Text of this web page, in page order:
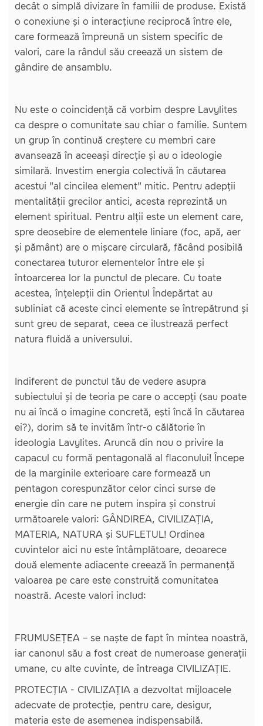
decât o simplă divizare în familii de produse. Există
o conexiune și o interacțiune reciprocă între ele,
care formează împreună un sistem specific de
valori, care la rândul său creează un sistem de
gândire de ansamblu.
Nu este o coincidență că vorbim despre Lavylites
ca despre o comunitate sau chiar o familie. Suntem
un grup în continuă creștere cu membri care
avansează în aceeași direcție și au o ideologie
similară. Investim energia colectivă în căutarea
acestui "al cincilea element" mitic. Pentru adepții
mentalității grecilor antici, acesta reprezintă un
element spiritual. Pentru alții este un element care,
spre deosebire de elementele liniare (foc, apă, aer
și pământ) are o mișcare circulară, făcând posibilă
conectarea tuturor elementelor între ele și
întoarcerea lor la punctul de plecare. Cu toate
acestea, înțelepții din Orientul Îndepărtat au
subliniat că aceste cinci elemente se întrepătrund și
sunt greu de separat, ceea ce ilustrează perfect
natura fluidă a universului.
Indiferent de punctul tău de vedere asupra
subiectului și de teoria pe care o accepți (sau poate
nu ai încă o imagine concretă, ești încă în căutarea
ei?), dorim să te invităm într-o călătorie în
ideologia Lavylites. Aruncă din nou o privire la
capacul cu formă pentagonală al flaconului! Începe
de la marginile exterioare care formează un
pentagon corespunzător celor cinci surse de
energie din care ne putem inspira și construi
următoarele valori: GÂNDIREA, CIVILIZAȚIA,
MATERIA, NATURA și SUFLETUL! Ordinea
cuvintelor aici nu este întâmplătoare, deoarece
două elemente adiacente creează în permanență
valoarea pe care este construită comunitatea
noastră. Aceste valori includ:
FRUMUSEȚEA – se naște de fapt în mintea noastră,
iar canonul său a fost creat de numeroase generații
umane, cu alte cuvinte, de întreaga CIVILIZAȚIE.
PROTECȚIA - CIVILIZAȚIA a dezvoltat mijloacele
adecvate de protecție, pentru care, desigur,
materia este de asemenea indispensabilă.